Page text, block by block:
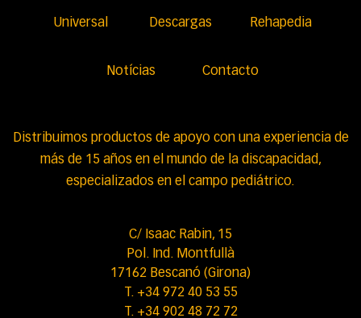
Universal Descargas Rehapedia
Notícias Contacto
Distribuimos productos de apoyo con una experiencia de
más de 15 años en el mundo de la discapacidad,
especializados en el campo pediátrico.
C/ Isaac Rabin, 15
Pol. Ind. Montfullà
17162 Bescanó (Girona)
T. +34 972 40 53 55
T. +34 902 48 72 72